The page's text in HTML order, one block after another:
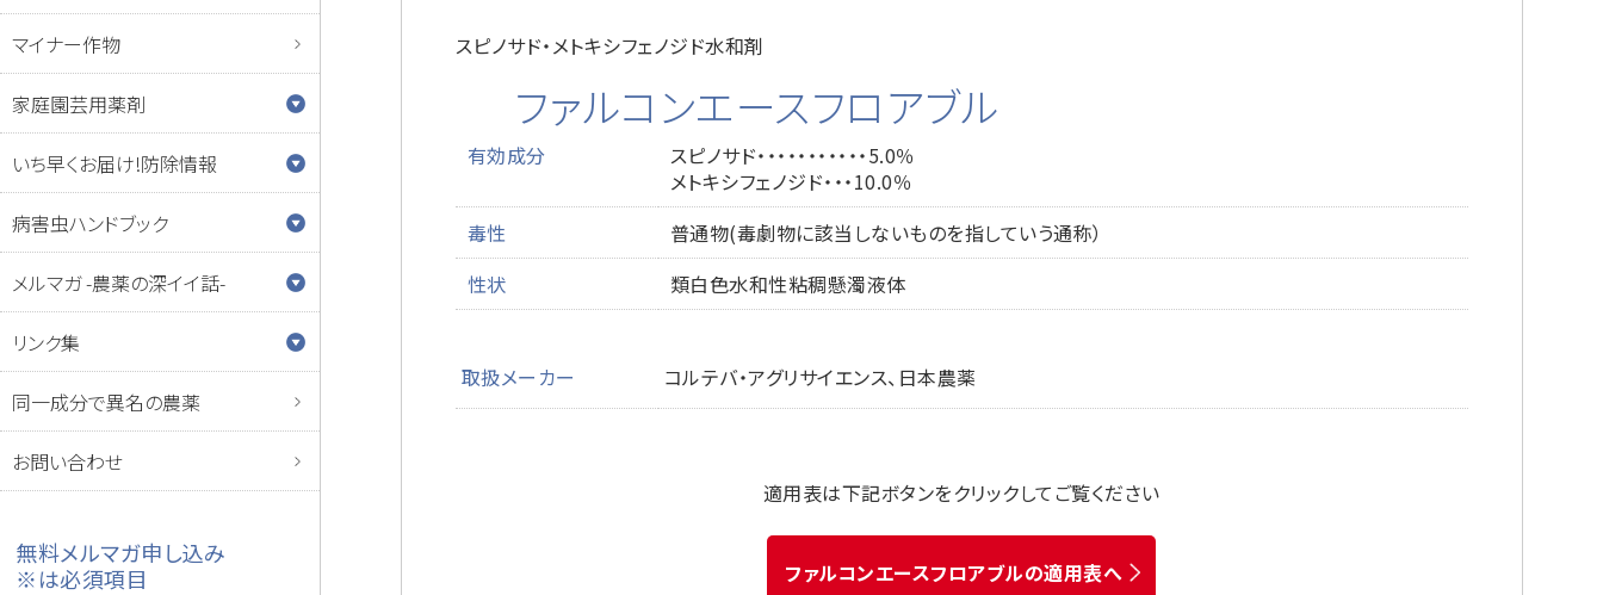
マイナー作物
家庭園芸用薬剤
いち早くお届け!防除情報
病害虫ハンドブック
メルマガ -農薬の深イイ話-
リンク集
同一成分で異名の農薬
お問い合わせ
無料メルマガ申し込み
※は必須項目
スピノサド・メトキシフェノジド水和剤
ファルコンエースフロアブル
有効成分
スピノサド・・・・・・・・・・・5.0％
メトキシフェノジド・・・10.0％
毒性
普通物(毒劇物に該当しないものを指していう通称）
性状
類白色水和性粘稠懸濁液体
取扱メーカー コルテバ・アグリサイエンス、日本農薬
適用表は下記ボタンをクリックしてご覧ください
ファルコンエースフロアブルの適用表へ